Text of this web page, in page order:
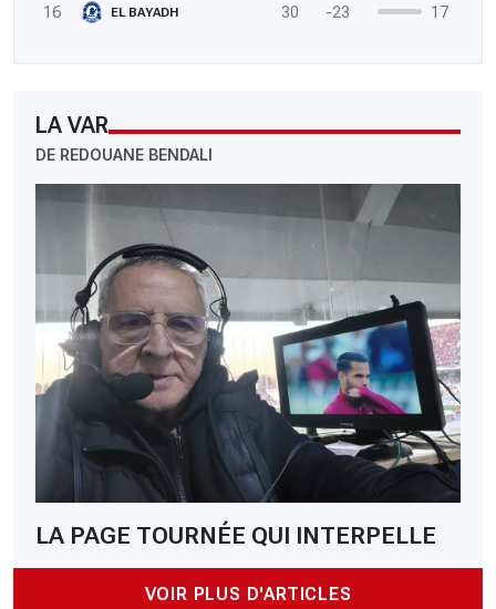
16
EL BAYADH 30 -23 17
LA VAR
DE REDOUANE BENDALI
LA PAGE TOURNÉE QUI INTERPELLE
VOIR PLUS D'ARTICLES